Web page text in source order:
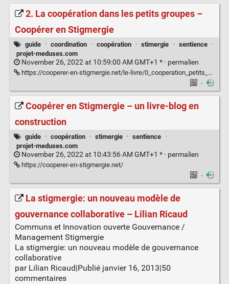
2. La coopération dans les petits groupes –
Coopérer en Stigmergie
guide · coordination · coopération · stimergie · sentience
·
projet-meduses.com
November 26, 2022 at 10:59:00 AM GMT+1 * · permalien
https://cooperer-en-stigmergie.net/le-livre/0_cooperation_petits_groupes/
·
Coopérer en Stigmergie – un livre-blog en
construction
guide · coopération · stimergie · sentience
·
projet-meduses.com
November 26, 2022 at 10:43:56 AM GMT+1 * · permalien
https://cooperer-en-stigmergie.net/
·
La stigmergie: un nouveau modèle de
gouvernance collaborative – Lilian Ricaud
Communs et Innovation ouverte Gouvernance /
Management Stigmergie
La stigmergie: un nouveau modèle de gouvernance
collaborative
par Lilian Ricaud|Publié janvier 16, 2013|50
commentaires